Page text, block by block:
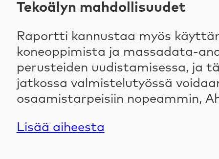
Tekoälyn mahdollisuudet
Raportti kannustaa myös
koneoppimista ja massadata-
perusteiden uudistamisessa, ja
jatkossa valmistelutyössä
osaamistarpeisiin nopeammin,
Lisää aiheesta